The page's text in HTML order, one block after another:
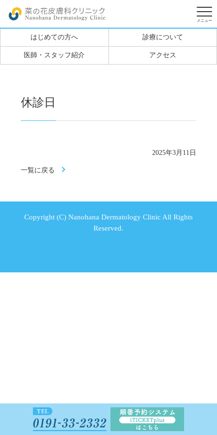
はじめての方へ 診療について
医師・スタッフ紹介 アクセス
休診日
2025年3月11日
一覧に戻る
Copyright (C) Nanohana Dermatology Clinic All Rights
Reserved.